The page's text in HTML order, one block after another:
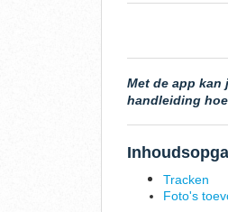
Met de app kan
handleiding
Tracken
Foto's